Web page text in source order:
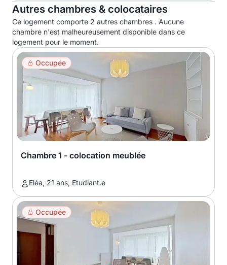
Autres chambres & colocataires
Ce logement comporte 2 autres chambres . Aucune
chambre n'est malheureusement disponible dans ce
logement pour le moment.
Occupée
Chambre 1 - colocation meublée
Eléa, 21 ans, Etudiant.e
Occupée